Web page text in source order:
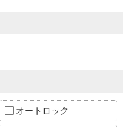
オートロック